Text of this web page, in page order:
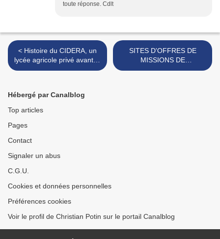
toute réponse. Cdlt
< Histoire du CIDERA, un
lycée agricole privé avant la
lettre (1951 à
SITES D'OFFRES DE
MISSIONS DE
CONSULTANTS A
Hébergé par Canalblog
Top articles
Pages
Contact
Signaler un abus
C.G.U.
Cookies et données personnelles
Préférences cookies
Voir le profil de Christian Potin sur le portail Canalblog